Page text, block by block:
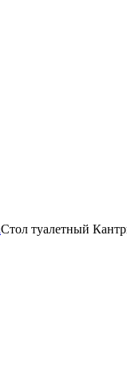
Стол туалетный